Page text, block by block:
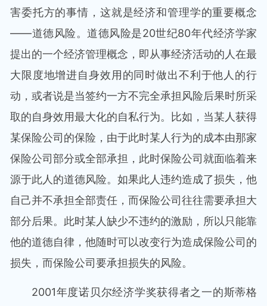
害委托方的事情，这就是经济和管理学的重要概念
——道德风险。道德风险是20世纪80年代经济学家
提出的一个经济管理概念，即从事经济活动的人在最
大限度地增进自身效用的同时做出不利于他人的行
动，或者说是当签约一方不完全承担风险后果时所采
取的自身效用最大化的自私行为。比如，当某人获得
某保险公司的保险，由于此时某人行为的成本由那家
保险公司部分或全部承担，此时保险公司就面临着来
源于此人的道德风险。如果此人违约造成了损失，他
自己并不承担全部责任，而保险公司往往需要承担大
部分后果。此时某人缺少不违约的激励，所以只能靠
他的道德自律，他随时可以改变行为造成保险公司的
损失，而保险公司要承担损失的风险。
2001年度诺贝尔经济学奖获得者之一的斯蒂格